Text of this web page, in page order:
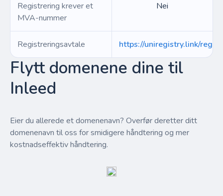
Registrering krever et
MVA-nummer
Nei
Registreringsavtale https://uniregistry.link/
Flytt domenene dine til
Inleed
Eier du allerede et domenenavn? Overfør deretter ditt
domenenavn til oss for smidigere håndtering og mer
kostnadseffektiv håndtering.